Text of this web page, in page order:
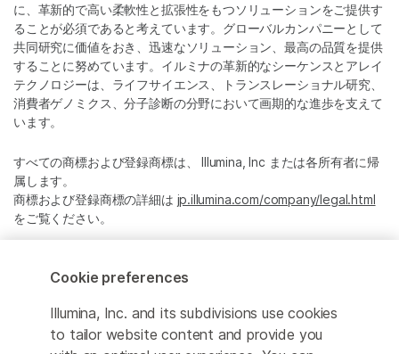
に、革新的で高い柔軟性と拡張性をもつソリューションをご提供す
ることが必須であると考えています。グローバルカンパニーとして
共同研究に価値をおき、迅速なソリューション、最高の品質を提供
することに努めています。イルミナの革新的なシーケンスとアレイ
テクノロジーは、ライフサイエンス、トランスレーショナル研究、
消費者ゲノミクス、分子診断の分野において画期的な進歩を支えて
います。
すべての商標および登録商標は、 Illumina, Inc または各所有者に帰
属します。
商標および登録商標の詳細は jp.illumina.com/company/legal.html
をご覧ください。
Cookie Management Center
プライバシーポリシ
Cookie preferences
Illumina, Inc. and its subdivisions use cookies
to tailor website content and provide you